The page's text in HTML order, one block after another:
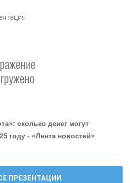
делают для того, чтобы
персонал - «Интервью»
сколько денег могут
году - «Лента новостей»
ПРЕЗЕНТАЦИИ